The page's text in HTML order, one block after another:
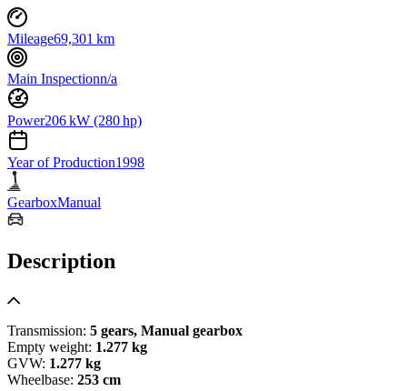
Mileage69,301 km
Main Inspectionn/a
Power206 kW (280 hp)
Year of Production1998
GearboxManual
Description
Transmission: 5 gears, Manual gearbox
Empty weight: 1.277 kg
GVW: 1.277 kg
Wheelbase: 253 cm